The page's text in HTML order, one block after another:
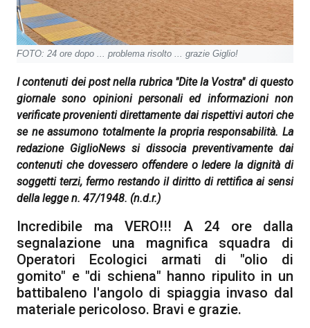
FOTO: 24 ore dopo ... problema risolto ... grazie Giglio!
I contenuti dei post nella rubrica "Dite la Vostra" di questo
giornale sono opinioni personali ed informazioni non
verificate provenienti direttamente dai rispettivi autori che
se ne assumono totalmente la propria responsabilità. La
redazione GiglioNews si dissocia preventivamente dai
contenuti che dovessero offendere o ledere la dignità di
soggetti terzi, fermo restando il diritto di rettifica ai sensi
della legge n. 47/1948. (n.d.r.)
Incredibile ma VERO!!! A 24 ore dalla
segnalazione una magnifica squadra di
Operatori Ecologici armati di "olio di
gomito" e "di schiena" hanno ripulito in un
battibaleno l'angolo di spiaggia invaso dal
materiale pericoloso. Bravi e grazie.